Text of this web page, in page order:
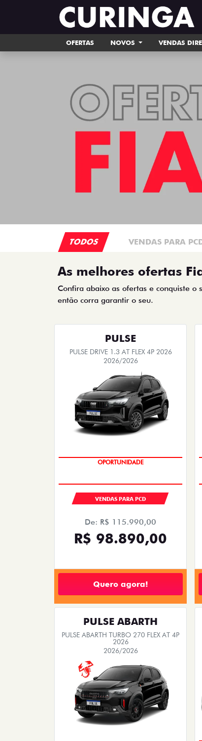
OFERTAS NOVOS VENDAS
TODOS VENDAS PARA
As melhores ofertas
Confira abaixo as ofertas e conquiste o
então corra garantir o seu.
PULSE
PULSE DRIVE 1.3 AT FLEX 4P 2026
2026/2026
OPORTUNIDADE
VENDAS PARA PCD
De: R$ 115.990,00
R$ 98.890,00
Quero agora!
PULSE ABARTH
PULSE ABARTH TURBO 270 FLEX AT 4P
2026
2026/2026